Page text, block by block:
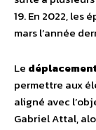
19. En 2022, les
mars l’année
Le
permettre aux
aligné avec
Gabriel Attal,